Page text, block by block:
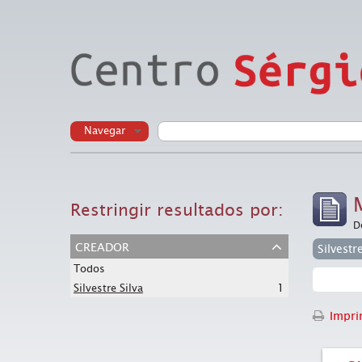
Navegar
Restringir resultados por:
creador
Todos
Silvestre Silva
1